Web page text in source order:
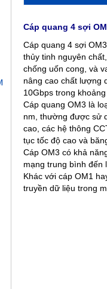
Cáp quang 4 sợi
Cáp quang 4 sợi
thủy tinh nguyên
chống uốn cong, và
nâng cao chất lượng
10Gbps trong
Cáp quang OM3 là
nm, thường được sử
cao, các hệ thông
tục tốc độ cao và
Cáp OM3 có khả
mạng trung bình đến
Khác với cáp OM1
truyền dữ liệu trong